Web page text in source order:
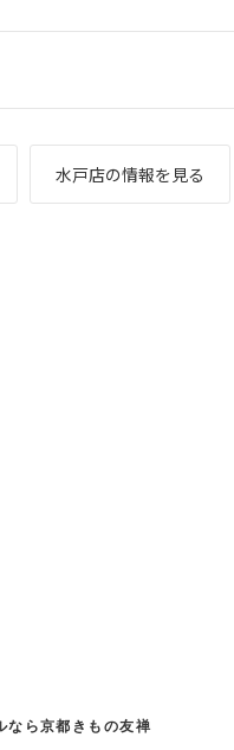
水戸店の情報を見る
なら京都きもの友禅